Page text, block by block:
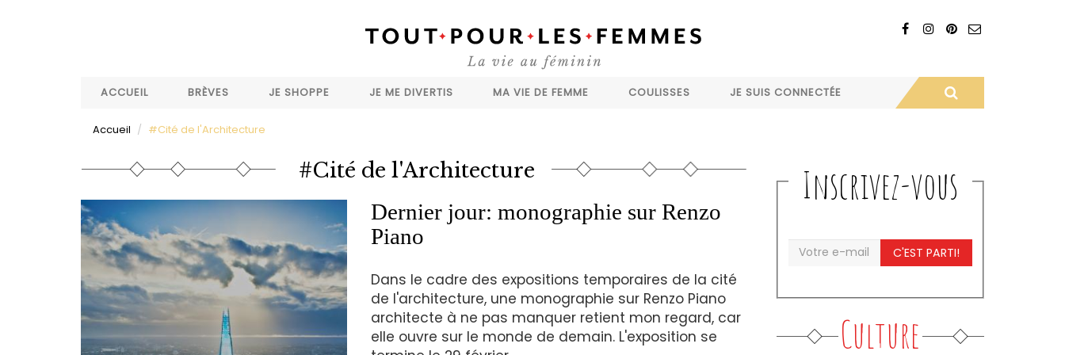
ACCUEIL
BRÈVES JE SHOPPE JE ME DIVERTIS MA VIE DE FEMME COULISSES JE SUIS CONNECTÉE
Accueil #Cité de l'Architecture
#Cité de l'Architecture
Dernier jour: monographie sur Renzo
Piano
Dans le cadre des expositions temporaires de la cité
de l'architecture, une monographie sur Renzo Piano
architecte à ne pas manquer retient mon regard, car
elle ouvre sur le monde de demain. L'exposition se
Inscrivez-vous
C'EST PARTI!
Culture